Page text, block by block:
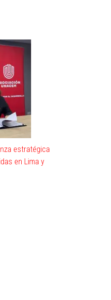
estratégica
en Lima y